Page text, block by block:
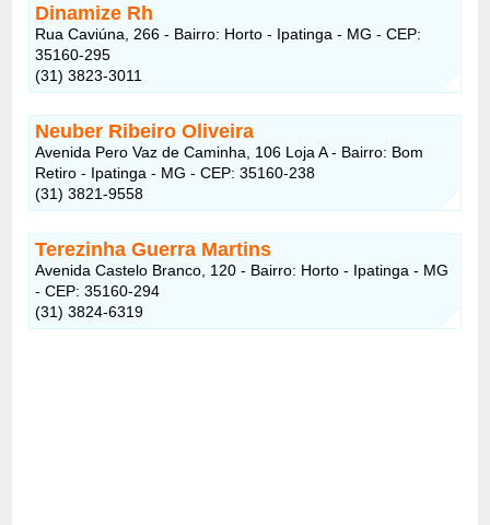
Dinamize Rh
Rua Caviúna, 266 - Bairro: Horto - Ipatinga - MG - CEP:
35160-295
(31) 3823-3011
Neuber Ribeiro Oliveira
Avenida Pero Vaz de Caminha, 106 Loja A - Bairro: Bom
Retiro - Ipatinga - MG - CEP: 35160-238
(31) 3821-9558
Terezinha Guerra Martins
Avenida Castelo Branco, 120 - Bairro: Horto - Ipatinga - MG
- CEP: 35160-294
(31) 3824-6319